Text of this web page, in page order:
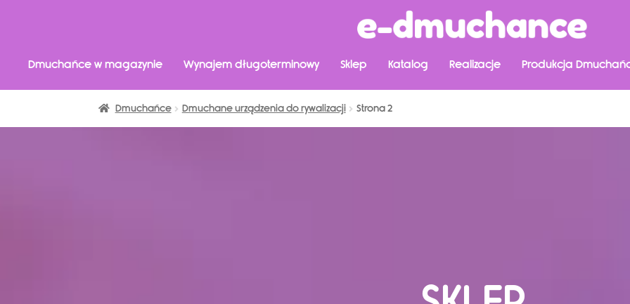
Dmuchańce w magazynie Wynajem długoterminowy Sklep Katalog Realizacje Produkcja
Dmuchańce Dmuchane urządzenia do rywalizacji Strona 2